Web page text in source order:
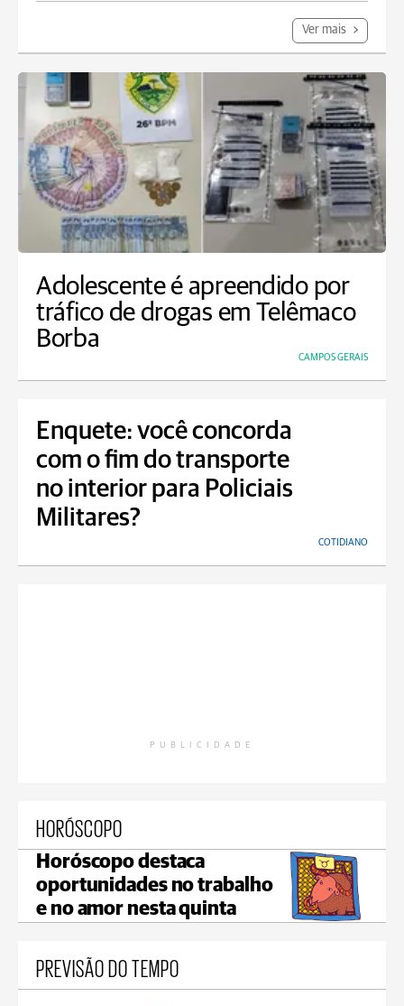
Ver mais
Adolescente é apreendido por
tráfico de drogas em Telêmaco
Borba
CAMPOS GERAIS
Enquete: você concorda
com o fim do transporte
no interior para Policiais
Militares?
COTIDIANO
PUBLICIDADE
HORÓSCOPO
Horóscopo destaca
oportunidades no trabalho
e no amor nesta quinta
PREVISÃO DO TEMPO